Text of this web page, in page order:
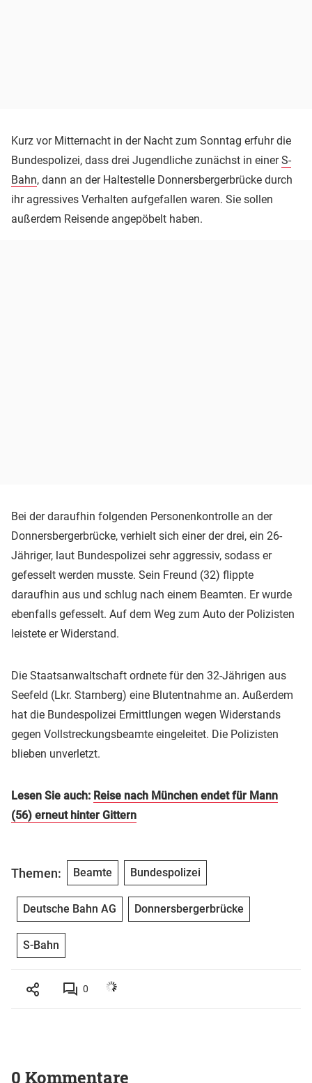
Kurz vor Mitternacht in der Nacht zum Sonntag erfuhr die
Bundespolizei, dass drei Jugendliche zunächst in einerS-
Bahn, dann an der Haltestelle Donnersbergerbrücke durch
ihr agressives Verhalten aufgefallen waren. Sie sollen
außerdem Reisende angepöbelt haben.
Bei der daraufhin folgenden Personenkontrolle an der
Donnersbergerbrücke, verhielt sich einer der drei, ein 26-
Jähriger, laut Bundespolizei sehr aggressiv, sodass er
gefesselt werden musste. Sein Freund (32) flippte
daraufhin aus und schlug nach einem Beamten. Er wurde
ebenfalls gefesselt. Auf dem Weg zum Auto der Polizisten
leistete er Widerstand.
Die Staatsanwaltschaft ordnete für den 32-Jährigen aus
Seefeld (Lkr. Starnberg) eine Blutentnahme an. Außerdem
hat die Bundespolizei Ermittlungen wegen Widerstands
gegen Vollstreckungsbeamte eingeleitet. Die Polizisten
blieben unverletzt.
Lesen Sie auch: Reise nach München endet für Mann
(56) erneut hinter Gittern
Themen: Beamte Bundespolizei
Deutsche Bahn AG Donnersbergerbrücke
S-Bahn
0
0 Kommentare